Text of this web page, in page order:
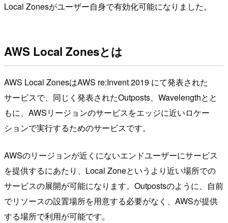
Local Zonesがユーザー自身で有効化可能になりました。
AWS Local Zonesとは
AWS Local ZonesはAWS re:Invent 2019 にて発表された
サービスで、同じく発表されたOutposts、Wavelengthとと
もに、AWSリージョンのサービスをエッジに近いロケー
ションで実行するためのサービスです。
AWSのリージョンが近くにないエンドユーザーにサービス
を提供するにあたり、Local Zoneというより近い場所での
サービスの展開が可能になります。Outpostsのように、自前
でリソースの設置場所を用意する必要がなく、AWSが提供
する場所で利用が可能です。